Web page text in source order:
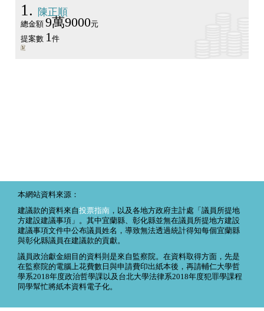
1 陳正順
總金額 9萬9000元
提案數 1 件
本網站資料來源：
建議款的資料來自投票指南 ，以及各地方政府主計處「議員所提地
方建設建議事項」。其中宜蘭縣、彰化縣並無在議員所提地方建設
建議事項文件中公布議員姓名，導致無法透過統計得知每個宜蘭縣
與彰化縣議員在建議款的貢獻。
議員政治獻金細目的資料則是來自監察院。在資料取得方面，先是
在監察院的電腦上花費數日與申請費印出紙本後，再請輔仁大學哲
學系2018年度政治哲學課以及台北大學法律系2018年度犯罪學課程
同學幫忙將紙本資料電子化。